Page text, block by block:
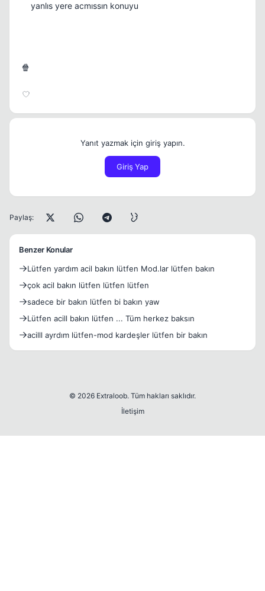
yanlıs yere acmıssın konuyu
🍿
Yanıt yazmak için giriş yapın.
Giriş Yap
Paylaş:
Benzer Konular
Lütfen yardım acil bakın lütfen Mod.lar lütfen bakın
çok acil bakın lütfen lütfen lütfen
sadece bir bakın lütfen bi bakın yaw
Lütfen acill bakın lütfen ... Tüm herkez baksın
acilll ayrdım lütfen-mod kardeşler lütfen bir bakın
© 2026 Extraloob. Tüm hakları saklıdır.
İletişim